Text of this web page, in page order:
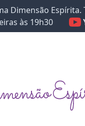
Dimensão Espírita.
às 19h30